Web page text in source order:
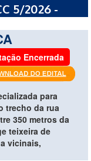
5/2026 -
Encerrada
para
trecho da rua
350 metros da
teixeira de
vicinais,